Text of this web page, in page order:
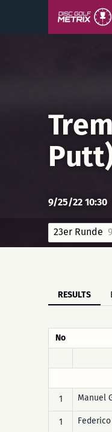
9/25/22 10:30
23er Runde
RESULTS
No
1 Manuel
1